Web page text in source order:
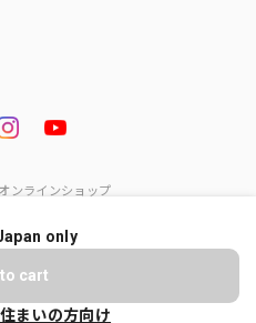
ンラインショップ
only
cart
まいの方向け
に質問する